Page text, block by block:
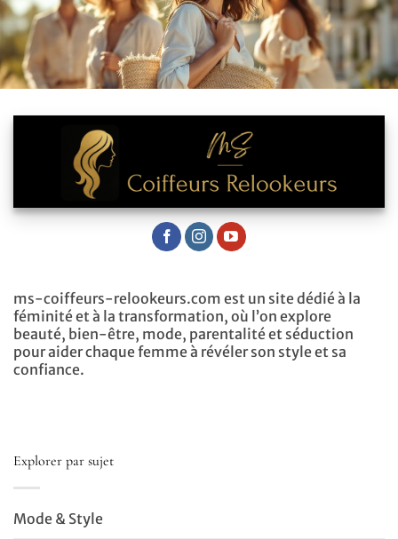
ms-coiffeurs-relookeurs.com est un site dédié à la
féminité et à la transformation, où l’on explore
beauté, bien-être, mode, parentalité et séduction
pour aider chaque femme à révéler son style et sa
confiance.
Explorer par sujet
Mode & Style